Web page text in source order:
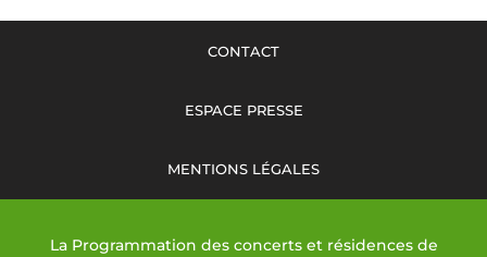
CONTACT
ESPACE PRESSE
MENTIONS LÉGALES
La Programmation des concerts et résidences de